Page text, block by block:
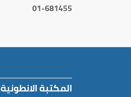
01-681455
المكتبة الانطونية